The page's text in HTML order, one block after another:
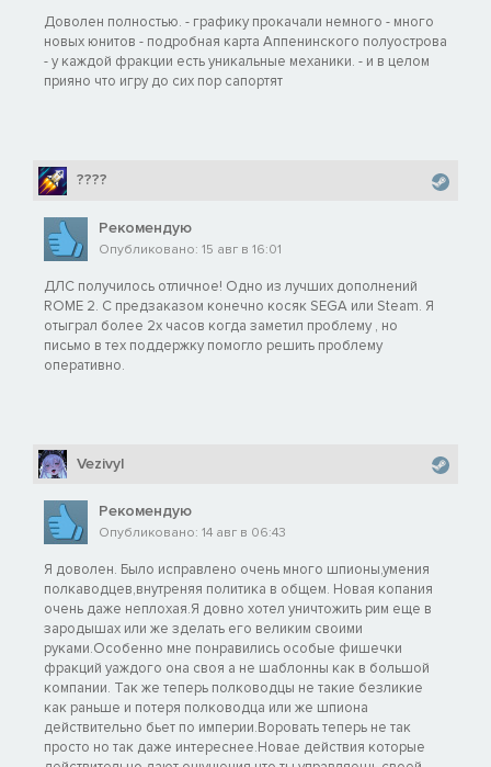
Рим — легенда о Цинциннате
Луций Квинкций Цинциннат — одно из самых ярких имен в
недолгой истории Римской республики. Всего за пятнадцать
поступать настоящему римлянину!
Рим — Vae Victis
В Италии есть несколько больших и богатых городов. Они
славятся своей культурой, но что гораздо важнее, там полно
сокровищ.
Сиракузы — мастер и изобретатель
техники назвали катапультой.
Тарас — легендарный вождь
Нами правит Архит по заветам Пифагора. Эффективное
управление и безупречная репутация делают его образцом
платоновского царя-философа по мнению большинства
граждан.
И многое другое…
НОВЫЕ ПОСТРОЙКИ
Эриал— буквально это слово означает «гало». Великая
Доволен полностью. - графику прокачали немного - много
новых юнитов - подробная карта Аппенинского полуострова
- у каждой фракции есть уникальные механики. - и в целом
прияно что игру до сих пор сапортят
????
Рекомендую
Опубликовано: 15 авг в 16:01
ДЛС получилось отличное! Одно из лучших дополнений
ROME 2. С предзаказом конечно косяк SEGA или Steam. Я
отыграл более 2х часов когда заметил проблему , но
письмо в тех поддержку помогло решить проблему
оперативно.
Vezivyl
Рекомендую
Опубликовано: 14 авг в 06:43
Я доволен. Было исправлено очень много шпионы,умения
полкаводцев,внутреняя политика в общем. Новая копания
очень даже неплохая.Я довно хотел уничтожить рим еще в
зародышах или же зделать его великим своими
руками.Особенно мне понравились особые фишечки
фракций уаждого она своя а не шаблонны как в большой
компании. Так же теперь полководцы не такие безликие
как раньше и потеря полководца или же шпиона
действительно бьет по империи.Воровать теперь не так
просто но так даже интереснее.Новае действия которые